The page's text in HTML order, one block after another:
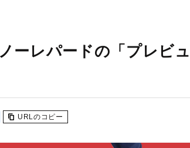
ーレパードの「プレビ
URLのコピー